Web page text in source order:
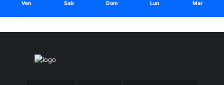
Ven Sab Dom Lun Mar